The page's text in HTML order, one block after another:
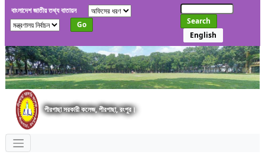
বাংলাদেশ জাতীয় তথ্য বাতায়ন
Go
Search
English
পীরগাছা সরকারী কলেজ, পীরগাছা, রংপুর।